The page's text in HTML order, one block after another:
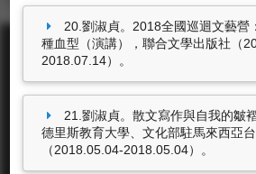
東海大學首頁
20.劉淑貞。2018全國巡迴文藝營
種血型（演講），聯合文學出版社（
2018.07.14）。
21.劉淑貞。散文寫作與自我的皺
德里斯教育大學、文化部駐馬來西亞
（2018.05.04-2018.05.04）。